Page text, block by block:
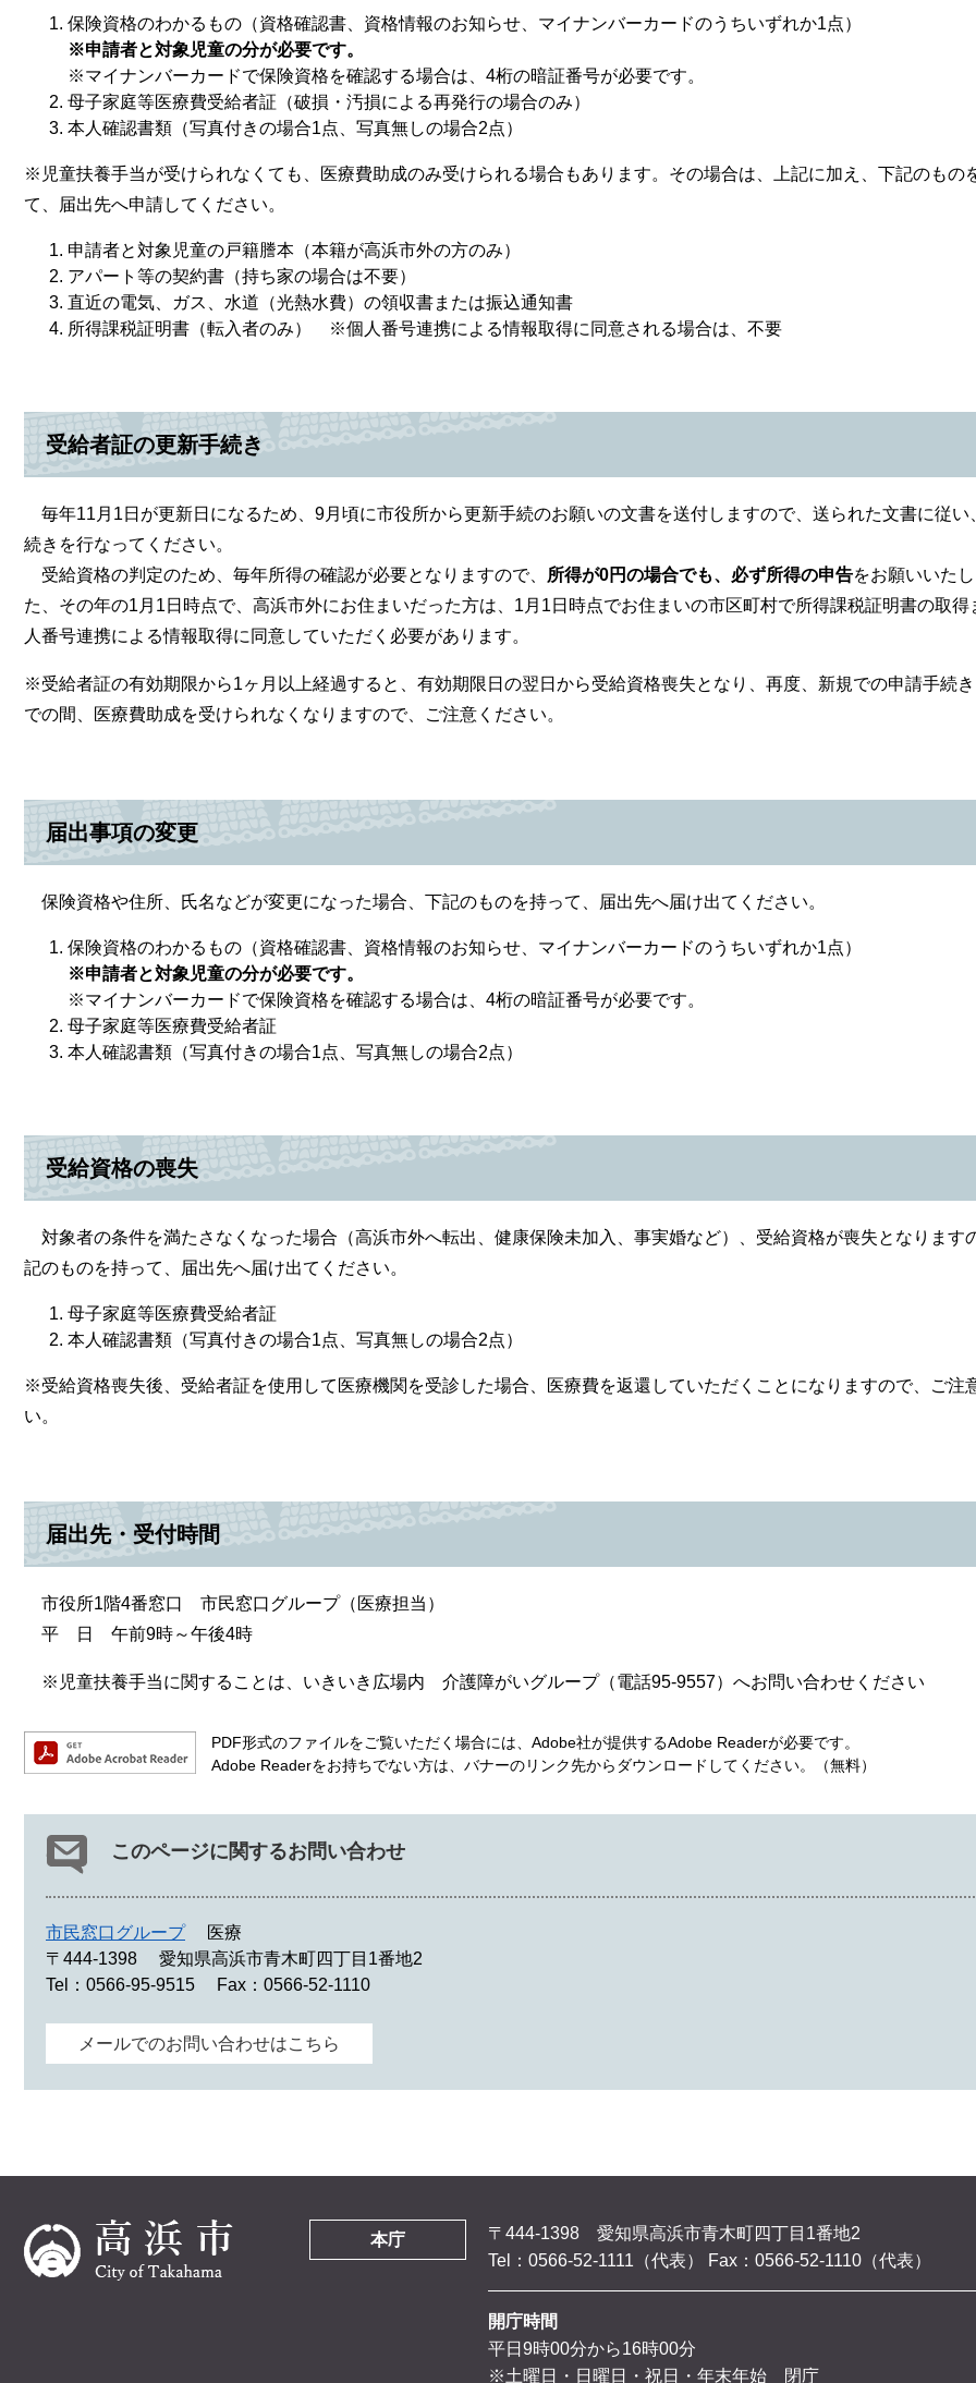
保険資格のわかるもの（資格確認書、資格情報のお知らせ、マイナンバーカードのうちいずれか1点）
※申請者と対象児童の分が必要です。
​※マイナンバーカードで保険資格を確認する場合は、4桁の暗証番号が必要です。
母子家庭等医療費受給者証（破損・汚損による再発行の場合のみ）
本人確認書類（写真付きの場合1点、写真無しの場合2点）
※児童扶養手当が受けられなくても、医療費助成のみ受けられる場合もあります。その場合は、上記に加え、下記のもの
て、届出先へ申請してください。
申請者と対象児童の戸籍謄本（本籍が高浜市外の方のみ）
アパート等の契約書（持ち家の場合は不要）
直近の電気、ガス、水道（光熱水費）の領収書または振込通知書
所得課税証明書（転入者のみ） ※個人番号連携による情報取得に同意される場合は、不要
受給者証の更新手続き
毎年11月1日が更新日になるため、9月頃に市役所から更新手続のお願いの文書を送付しますので、送られた文書に従い
続きを行なってください。
受給資格の判定のため、毎年所得の確認が必要となりますので、 所得が0円の場合でも、必ず所得の申告をお願いいた
た、その年の1月1日時点で、高浜市外にお住まいだった方は、1月1日時点でお住まいの市区町村で所得課税証明書の取得
人番号連携による情報取得に同意していただく必要があります。
※受給者証の有効期限から1ヶ月以上経過すると、有効期限日の翌日から受給資格喪失となり、再度、新規での申請手続
での間、医療費助成を受けられなくなりますので、ご注意ください。
届出事項の変更
保険資格や住所、氏名などが変更になった場合、下記のものを持って、届出先へ届け出てください。
保険資格のわかるもの（資格確認書、資格情報のお知らせ、マイナンバーカードのうちいずれか1点）
※申請者と対象児童の分が必要です。
​​※マイナンバーカードで保険資格を確認する場合は、4桁の暗証番号が必要です。
母子家庭等医療費受給者証
本人確認書類（写真付きの場合1点、写真無しの場合2点）
受給資格の喪失
対象者の条件を満たさなくなった場合（高浜市外へ転出、健康保険未加入、事実婚など）、受給資格が喪失となります
記のものを持って、届出先へ届け出てください。
母子家庭等医療費受給者証
本人確認書類（写真付きの場合1点、写真無しの場合2点）
※受給資格喪失後、受給者証を使用して医療機関を受診した場合、医療費を返還していただくことになりますので、ご注
い。
届出先・受付時間
市役所1階4番窓口 市民窓口グループ（医療担当）
平 日 午前9時～午後4時
※児童扶養手当に関することは、いきいき広場内 介護障がいグループ（電話95-9557）へお問い合わせください
PDF形式のファイルをご覧いただく場合には、Adobe社が提供するAdobe Readerが必要です。
Adobe Readerをお持ちでない方は、バナーのリンク先からダウンロードしてください。（無料）
このページに関するお問い合わせ
市民窓口グループ
医療
〒444-1398
愛知県高浜市青木町四丁目1番地2
Tel：0566-95-9515
Fax：0566-52-1110
メールでのお問い合わせはこちら
本庁
〒444-1398 愛知県高浜市青木町四丁目1番地2
Tel：0566-52-1111（代表）
Fax：0566-52-1110（代表）
開庁時間
平日9時00分から16時00分
※土曜日・日曜日・祝日・年末年始 閉庁